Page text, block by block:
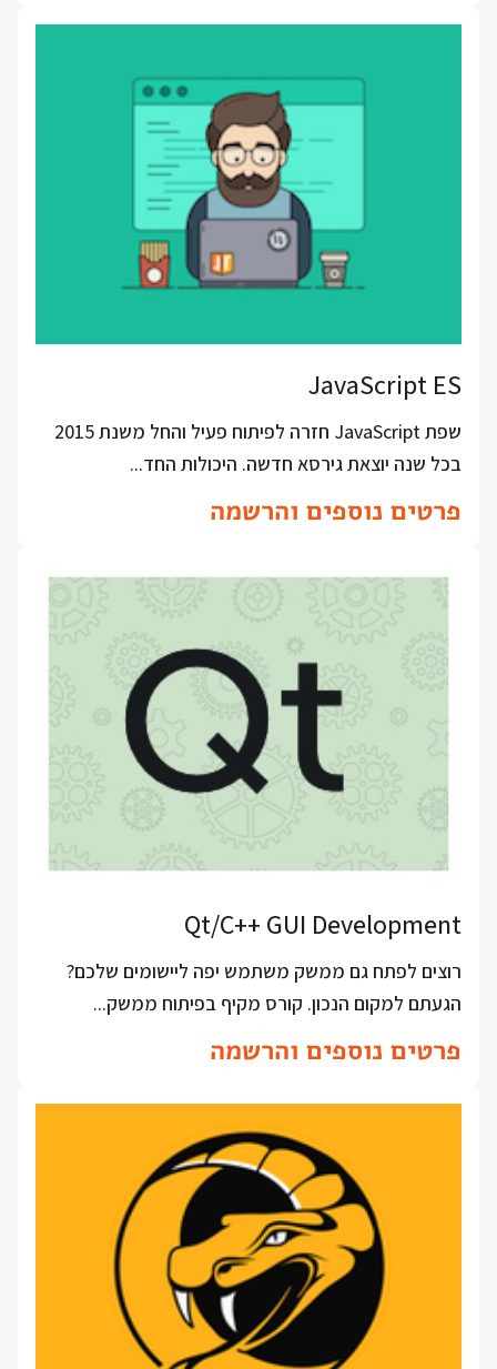
JavaScript ES
שפת JavaScript חזרה לפיתוח פעיל והחל משנת 2015
בכל שנה יוצאת גירסא חדשה. היכולות החד...
פרטים נוספים והרשמה
Qt/C++ GUI Development
רוצים לפתח גם ממשק משתמש יפה ליישומים שלכם?
הגעתם למקום הנכון. קורס מקיף בפיתוח ממשק...
פרטים נוספים והרשמה